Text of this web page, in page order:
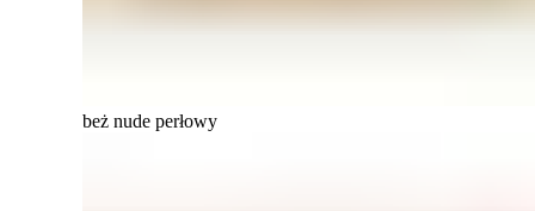
beż nude perłowy